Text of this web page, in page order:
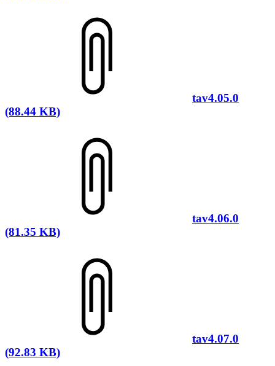
tav4.05.0
(88.44 KB)
tav4.06.0
(81.35 KB)
tav4.07.0
(92.83 KB)